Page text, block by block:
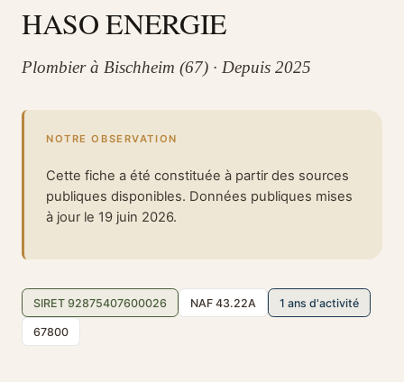
HASO ENERGIE
Plombier à Bischheim (67) · Depuis 2025
NOTRE OBSERVATION
Cette fiche a été constituée à partir des sources
publiques disponibles. Données publiques mises
à jour le 19 juin 2026.
SIRET 92875407600026 NAF 43.22A 1 ans d'activité
67800